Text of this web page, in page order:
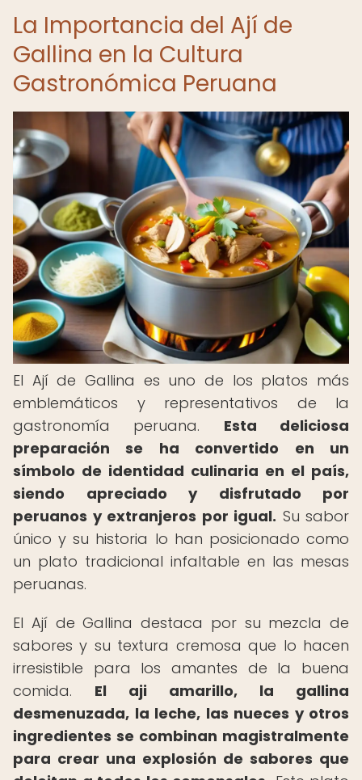
La Importancia del Ají de
Gallina en la Cultura
Gastronómica Peruana
El Ají de Gallina es uno de los platos más
emblemáticos y representativos de la
gastronomía peruana. Esta deliciosa
preparación se ha convertido en un
símbolo de identidad culinaria en el país,
siendo apreciado y disfrutado por
peruanos y extranjeros por igual. Su sabor
único y su historia lo han posicionado como
un plato tradicional infaltable en las mesas
peruanas.
El Ají de Gallina destaca por su mezcla de
sabores y su textura cremosa que lo hacen
irresistible para los amantes de la buena
comida. El aji amarillo, la gallina
desmenuzada, la leche, las nueces y otros
ingredientes se combinan magistralmente
para crear una explosión de sabores que